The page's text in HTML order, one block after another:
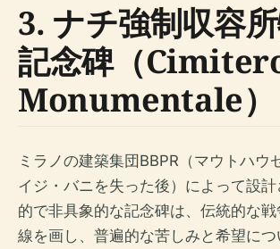
3. ナチ強制収容
記念碑（
Monumentale）
ミラノの建築集団BBPR（マウトハウ
イジ・バニを失った後）によって設
的で非具象的な記念碑は、伝統的な
線を画し、普遍的な苦しみと希望につ